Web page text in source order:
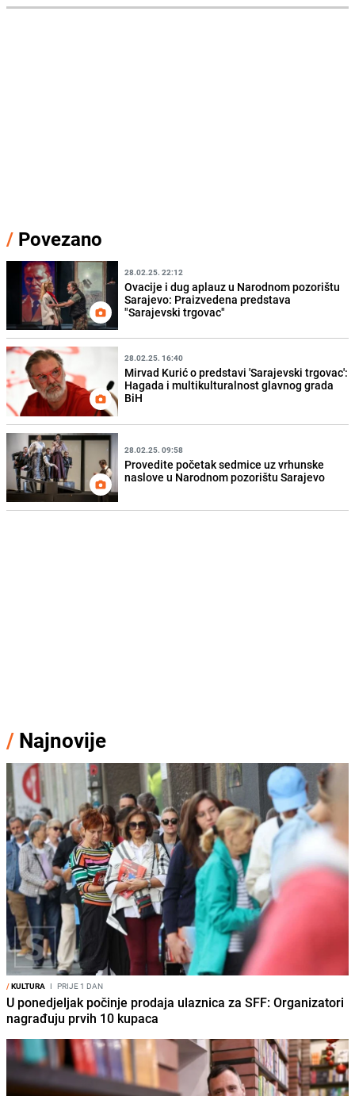
/ Povezano
28.02.25. 22:12
Ovacije i dug aplauz u Narodnom pozorištu
Sarajevo: Praizvedena predstava
"Sarajevski trgovac"
28.02.25. 16:40
Mirvad Kurić o predstavi 'Sarajevski trgovac':
Hagada i multikulturalnost glavnog grada
BiH
28.02.25. 09:58
Provedite početak sedmice uz vrhunske
naslove u Narodnom pozorištu Sarajevo
/ Najnovije
/KULTURA I PRIJE 1 DAN
U ponedjeljak počinje prodaja ulaznica za SFF: Organizatori
nagrađuju prvih 10 kupaca